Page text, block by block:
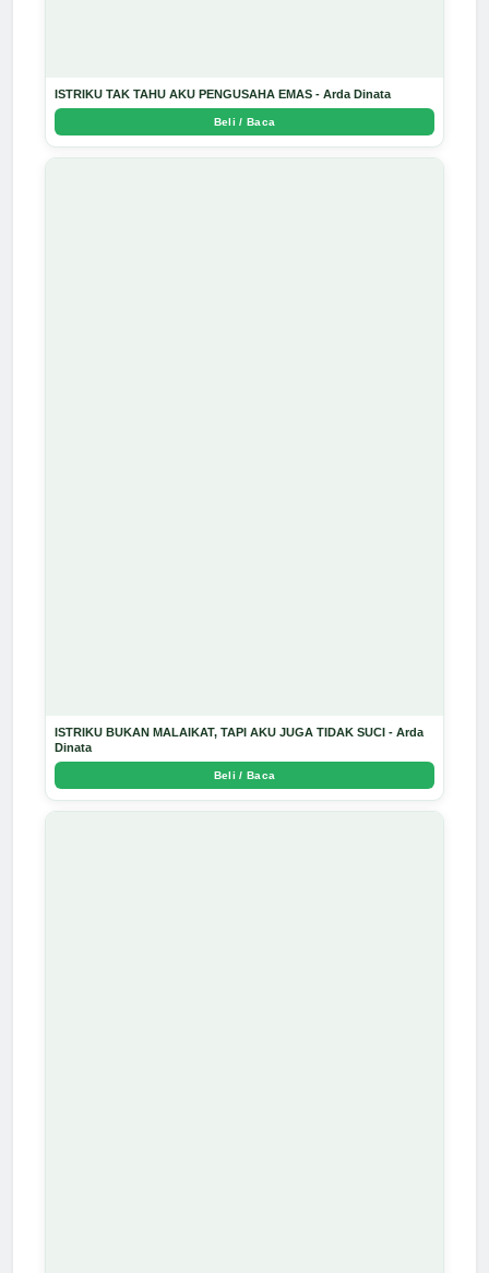
ISTRIKU TAK TAHU AKU PENGUSAHA EMAS - Arda Dinata
Beli / Baca
ISTRIKU BUKAN MALAIKAT, TAPI AKU JUGA TIDAK SUCI - Arda
Dinata
Beli / Baca